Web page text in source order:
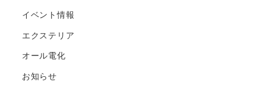
イベント情報
エクステリア
オール電化
お知らせ